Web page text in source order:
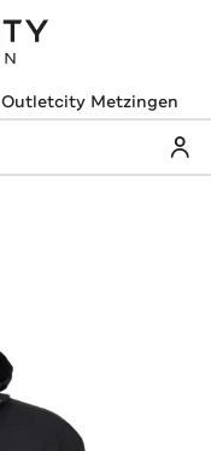
Outletcity Metzingen